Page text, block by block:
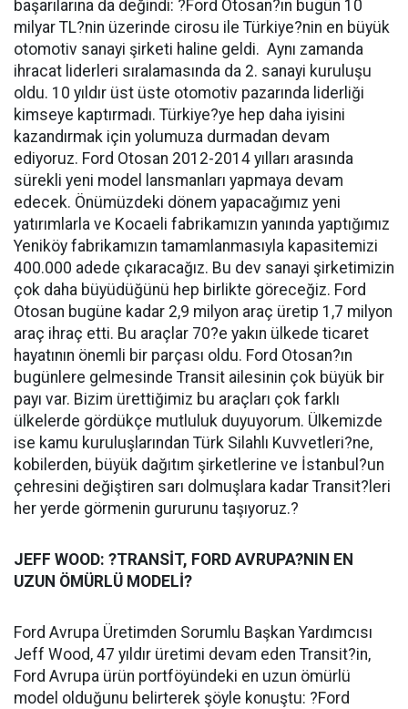
başarılarına da değindi: ?Ford Otosan?ın bugün 10
milyar TL?nin üzerinde cirosu ile Türkiye?nin en büyük
otomotiv sanayi şirketi haline geldi. Aynı zamanda
ihracat liderleri sıralamasında da 2. sanayi kuruluşu
oldu. 10 yıldır üst üste otomotiv pazarında liderliği
kimseye kaptırmadı. Türkiye?ye hep daha iyisini
kazandırmak için yolumuza durmadan devam
ediyoruz. Ford Otosan 2012-2014 yılları arasında
sürekli yeni model lansmanları yapmaya devam
edecek. Önümüzdeki dönem yapacağımız yeni
yatırımlarla ve Kocaeli fabrikamızın yanında yaptığımız
Yeniköy fabrikamızın tamamlanmasıyla kapasitemizi
400.000 adede çıkaracağız. Bu dev sanayi şirketimizin
çok daha büyüdüğünü hep birlikte göreceğiz. Ford
Otosan bugüne kadar 2,9 milyon araç üretip 1,7 milyon
araç ihraç etti. Bu araçlar 70?e yakın ülkede ticaret
hayatının önemli bir parçası oldu. Ford Otosan?ın
bugünlere gelmesinde Transit ailesinin çok büyük bir
payı var. Bizim ürettiğimiz bu araçları çok farklı
ülkelerde gördükçe mutluluk duyuyorum. Ülkemizde
ise kamu kuruluşlarından Türk Silahlı Kuvvetleri?ne,
kobilerden, büyük dağıtım şirketlerine ve İstanbul?un
çehresini değiştiren sarı dolmuşlara kadar Transit?leri
her yerde görmenin gururunu taşıyoruz.?
JEFF WOOD: ?TRANSİT, FORD AVRUPA?NIN EN
UZUN ÖMÜRLÜ MODELİ?
Ford Avrupa Üretimden Sorumlu Başkan Yardımcısı
Jeff Wood, 47 yıldır üretimi devam eden Transit?in,
Ford Avrupa ürün portföyündeki en uzun ömürlü
model olduğunu belirterek şöyle konuştu: ?Ford